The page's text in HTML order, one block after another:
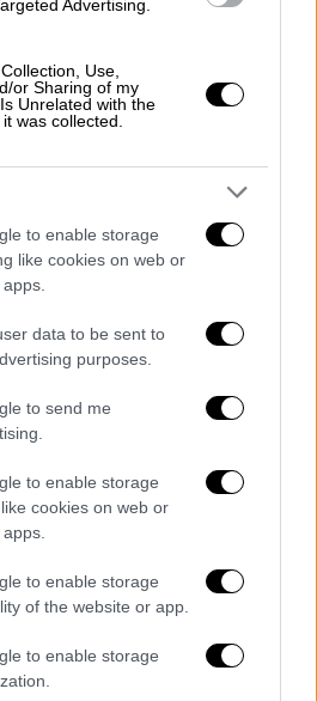
Advertising.
Use,
or Sharing of my
Unrelated with the
was collected.
to enable storage
like cookies on web or
data to be sent to
purposes.
to send me
to enable storage
cookies on web or
to enable storage
of the website or app.
to enable storage
τη φιλοσοφία της
στην προσπάθεια, την
βελτίωση.
με την
μοιράζοντας με τους
το ουσιαστικό μήνυμα:
το κάτι
καθημερινή επιλογή που